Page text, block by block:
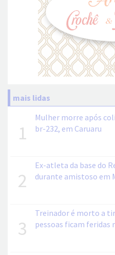
mais lidas
1
Mulher morre após
br-232, em Caruaru
2
Ex-atleta da base do
durante amistoso em
3
Treinador é morto a
pessoas ficam feridas